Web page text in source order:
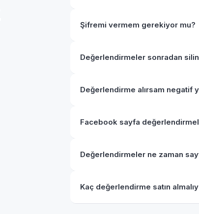
Şifremi vermem gerekiyor mu?
Değerlendirmeler sonradan
Değerlendirme alırsam negatif
Facebook sayfa
Değerlendirmeler ne zaman
Kaç değerlendirme satın